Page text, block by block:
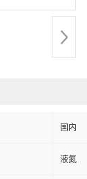
国内
液氮